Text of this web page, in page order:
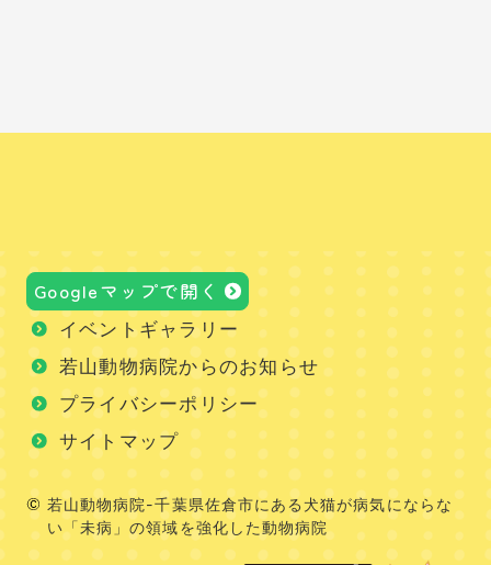
Googleマップで開く
イベントギャラリー
若山動物病院からのお知らせ
プライバシーポリシー
サイトマップ
若山動物病院-千葉県佐倉市にある犬猫が病気にならな
い「未病」の領域を強化した動物病院